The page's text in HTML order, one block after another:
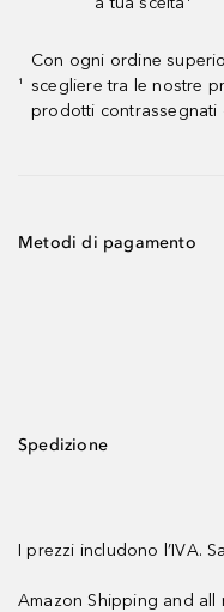
¹
Con ogni ordine
scegliere tra le nostre
prodotti contrassegnati
Metodi di pagamento
Spedizione
I prezzi includono l’IVA.
Amazon Shipping and